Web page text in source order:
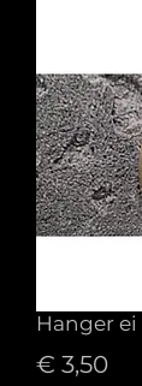
Hanger ei
€ 3,50Prijs